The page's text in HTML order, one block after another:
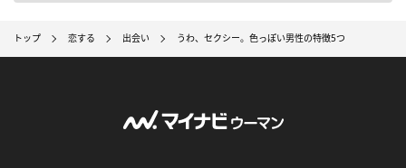
トップ 恋する 出会い うわ、セクシー。色っぽい男性の特徴5つ